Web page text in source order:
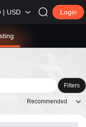
| USD Login
Filters
Recommended